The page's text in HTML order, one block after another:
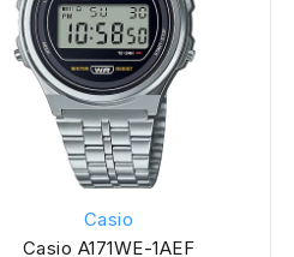
Casio
Casio A171WE-1AEF